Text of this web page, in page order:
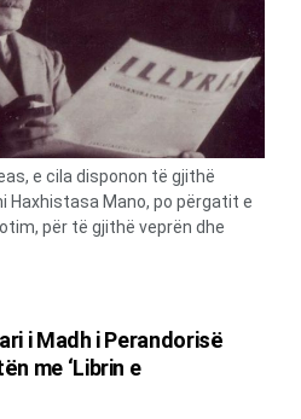
e cila disponon të gjithë
Haxhistasa Mano, po përgatit e
për të gjithë veprën dhe
poligloti të famshëm. Përmes
e Koleas, qëndrimin e
na vë në dispozicion disa
me mikeshën e tij, Musine
Duke e pasur të pamundur
së tij, do të botojmë
i Madh i Perandorisë
me ‘Librin e